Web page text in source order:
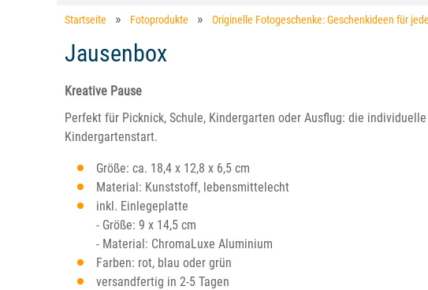
Startseite Fotoprodukte Originelle Fotogeschenke: Geschenkideen für
Jausenbox
Kreative Pause
Perfekt für Picknick, Schule, Kindergarten oder Ausflug: die
Kindergartenstart.
Größe: ca. 18,4 x 12,8 x 6,5 cm
Material: Kunststoff, lebensmittelecht
inkl. Einlegeplatte
- Größe: 9 x 14,5 cm
- Material: ChromaLuxe Aluminium
Farben: rot, blau oder grün
versandfertig in 2-5 Tagen